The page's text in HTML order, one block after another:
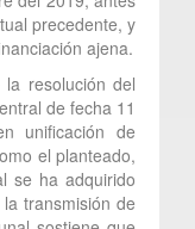
precedente, y
ajena.
resolución del
de fecha 11
unificación de
el planteado,
se ha adquirido
transmisión de